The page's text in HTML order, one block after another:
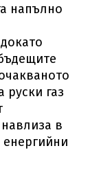
напълно
руски газ
в